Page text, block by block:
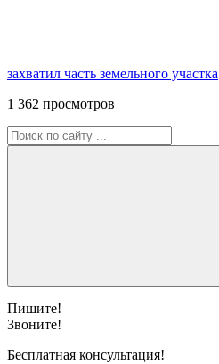
захватил часть земельного участка
1 362 просмотров
Пишите!
Звоните!
Бесплатная консультация!